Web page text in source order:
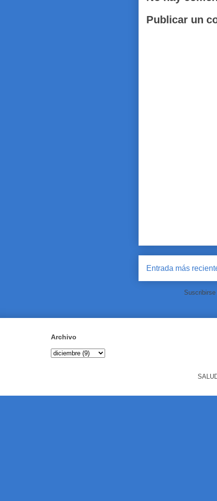
Publicar un
Entrada más
Archivo